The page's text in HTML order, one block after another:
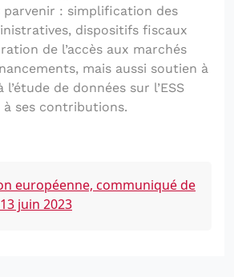
parvenir : simplification des
dispositifs fiscaux
de l’accès aux marchés
mais aussi soutien à
de données sur l’ESS
ses contributions.
européenne, communiqué de
juin 2023